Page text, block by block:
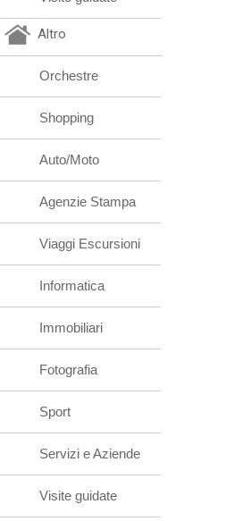
Altro
Orchestre
Shopping
Auto/Moto
Agenzie Stampa
Viaggi Escursioni
Informatica
Immobiliari
Fotografia
Sport
Servizi e Aziende
Visite guidate